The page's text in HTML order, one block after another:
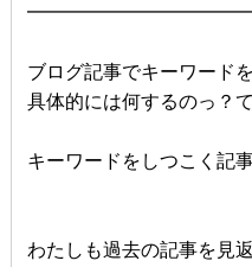
ブログ記事でキーワード
具体的には何するのっ？
キーワードをしつこく記
わたしも過去の記事を見